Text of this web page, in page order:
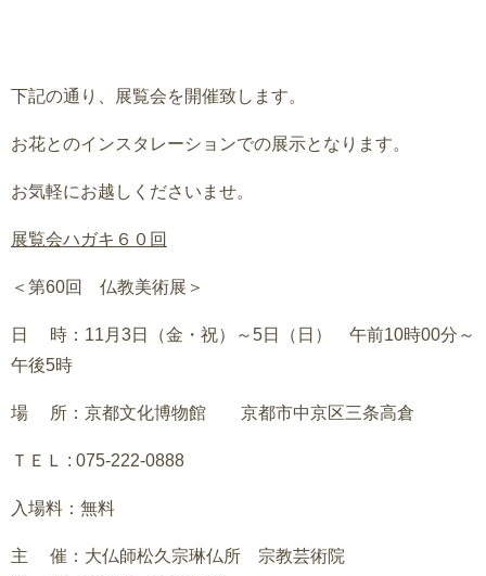
下記の通り、展覧会を開催致します。
お花とのインスタレーションでの展示となります。
お気軽にお越しくださいませ。
展覧会ハガキ６０回
＜第60回 仏教美術展＞
日 時：11月3日（金・祝）～5日（日） 午前10時00分～
午後5時
場 所：京都文化博物館 京都市中京区三条高倉
ＴＥＬ : 075-222-0888
入場料：無料
主 催：大仏師松久宗琳仏所 宗教芸術院